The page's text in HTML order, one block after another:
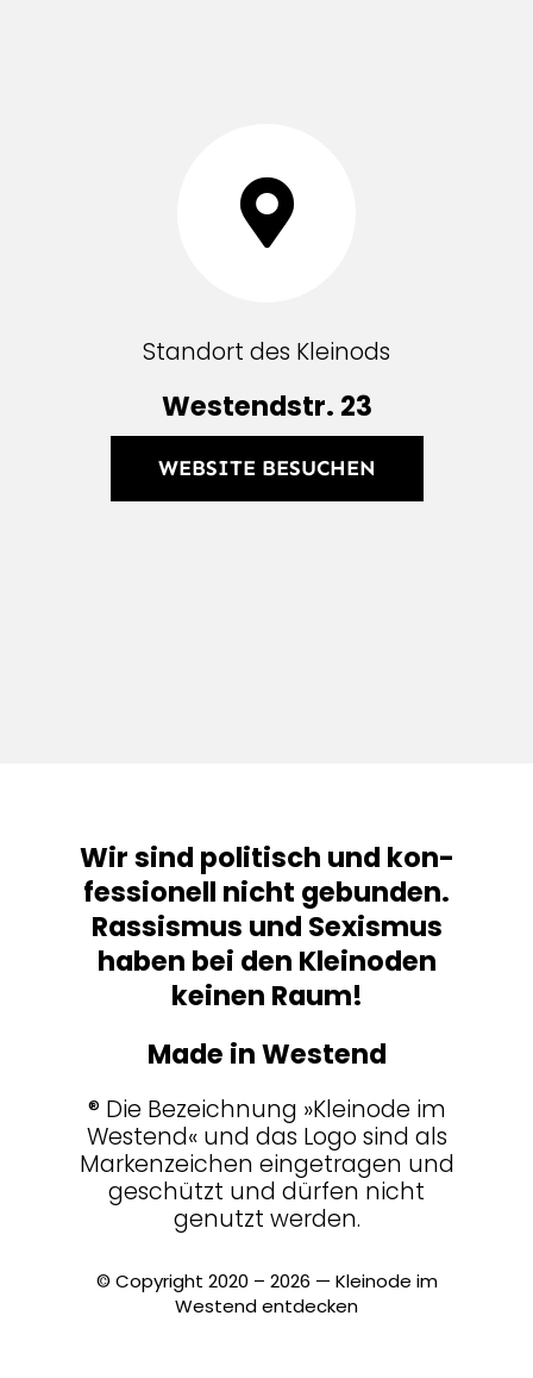
Standort des Kleinods
West­endstr. 23
WEB­SITE BESUCHEN
Wir sind poli­tisch und kon­
fes­sio­nell nicht gebunden.
Ras­sismus und Sexismus
haben bei den Klein­oden
keinen Raum!
Made in Westend
® Die Bezeich­nung »Kleinode im
Westend« und das Logo sind als
Mar­ken­zei­chen ein­ge­tragen und
geschützt und dürfen nicht
genutzt werden.
© Copy­right 2020 – 2026 — Kleinode im
Westend entdecken